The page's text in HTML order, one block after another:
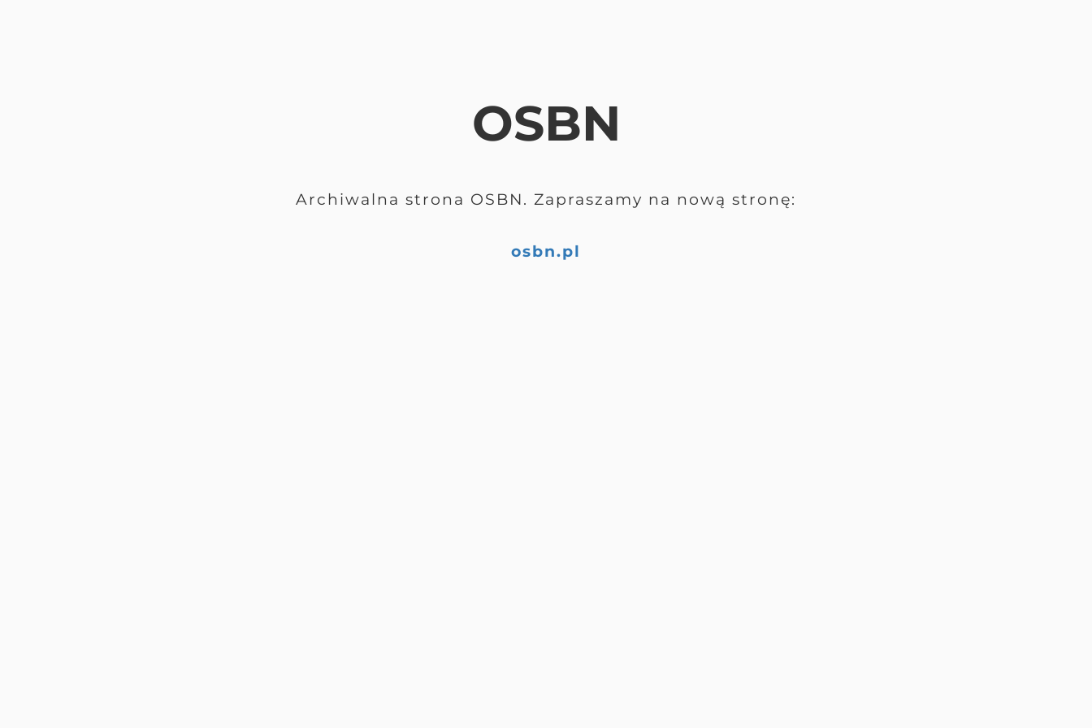
OSBN
Archiwalna strona OSBN. Zapraszamy na nową stronę:
osbn.pl